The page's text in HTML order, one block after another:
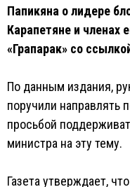
Папикяна о лидере
Карапетяне и членах
«Грапарак» со
По данным издания,
поручили направлять
просьбой
министра на эту тему.
Газета утверждает,